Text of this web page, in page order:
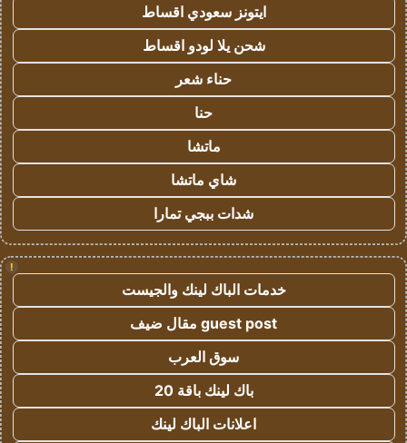
ايتونز سعودي اقساط
شحن يلا لودو اقساط
حناء شعر
حنا
ماتشا
شاي ماتشا
شدات ببجي تمارا
!
خدمات الباك لينك والجيست
guest post مقال ضيف
سوق العرب
باك لينك باقة 20
اعلانات الباك لينك